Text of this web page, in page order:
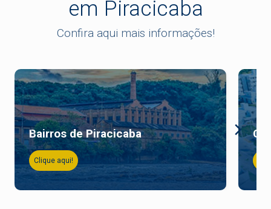
em Piracicaba
Confira aqui mais informações!
Bairros de Piracicaba
Clique aqui!